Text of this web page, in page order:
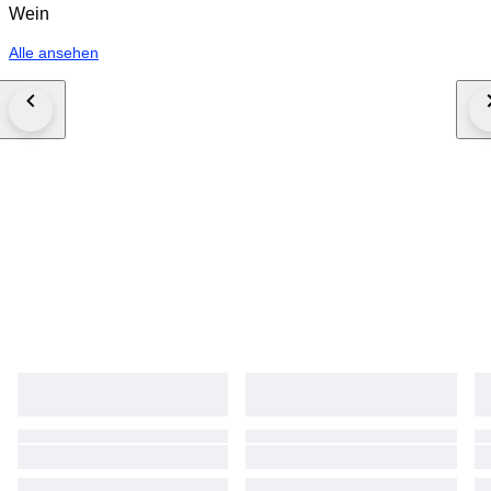
Wein
Alle ansehen